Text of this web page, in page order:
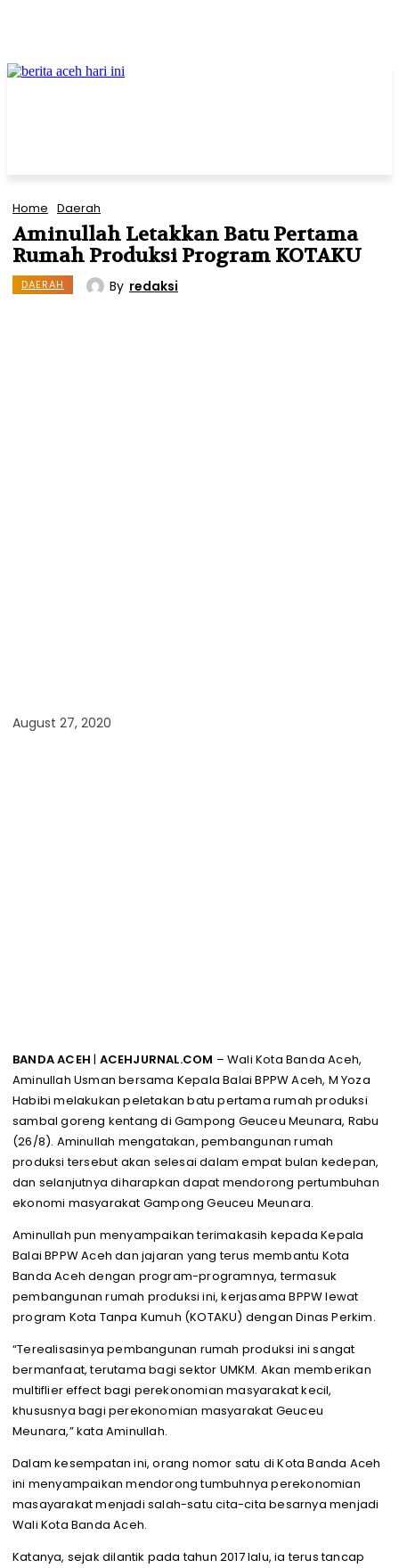
Home Daerah
Aminullah Letakkan Batu Pertama
Rumah Produksi Program KOTAKU
DAERAH By redaksi
August 27, 2020
BANDA ACEH | ACEHJURNAL.COM – Wali Kota Banda Aceh,
Aminullah Usman bersama Kepala Balai BPPW Aceh, M Yoza
Habibi melakukan peletakan batu pertama rumah produksi
sambal goreng kentang di Gampong Geuceu Meunara, Rabu
(26/8). Aminullah mengatakan, pembangunan rumah
produksi tersebut akan selesai dalam empat bulan kedepan,
dan selanjutnya diharapkan dapat mendorong pertumbuhan
ekonomi masyarakat Gampong Geuceu Meunara.
Aminullah pun menyampaikan terimakasih kepada Kepala
Balai BPPW Aceh dan jajaran yang terus membantu Kota
Banda Aceh dengan program-programnya, termasuk
pembangunan rumah produksi ini, kerjasama BPPW lewat
program Kota Tanpa Kumuh (KOTAKU) dengan Dinas Perkim.
“Terealisasinya pembangunan rumah produksi ini sangat
bermanfaat, terutama bagi sektor UMKM. Akan memberikan
multiflier effect bagi perekonomian masyarakat kecil,
khususnya bagi perekonomian masyarakat Geuceu
Meunara,” kata Aminullah.
Dalam kesempatan ini, orang nomor satu di Kota Banda Aceh
ini menyampaikan mendorong tumbuhnya perekonomian
masayarakat menjadi salah-satu cita-cita besarnya menjadi
Wali Kota Banda Aceh.
Katanya, sejak dilantik pada tahun 2017 lalu, ia terus tancap